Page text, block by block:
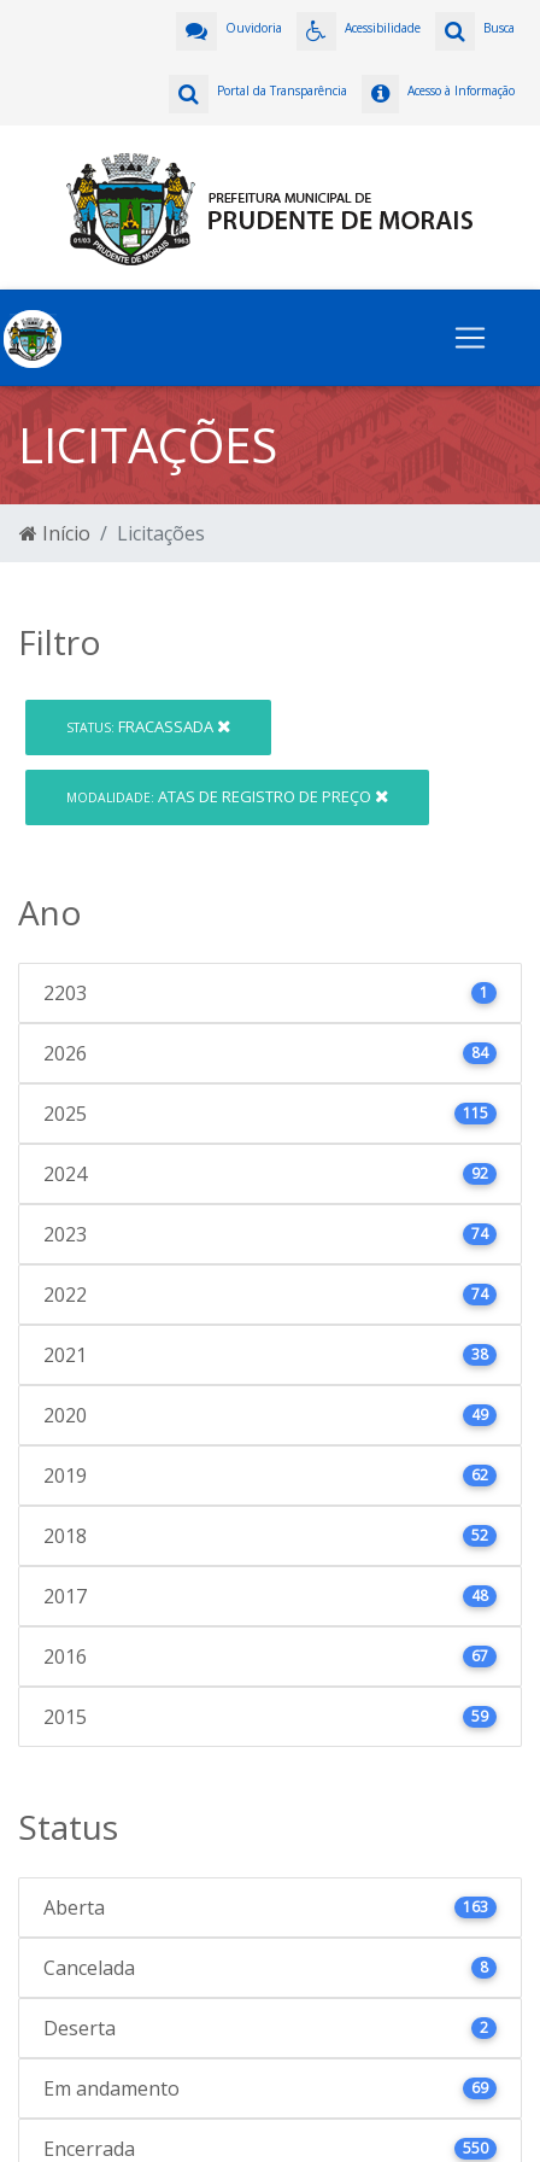
Busca
Acessibilidade
Ouvidoria
Acesso à Informação
Portal da Transparência
LICITAÇÕES
Início Licitações
Filtro
STATUS: FRACASSADA
MODALIDADE: ATAS DE REGISTRO DE PREÇO
Ano
2203 1
2026 84
2025 115
2024 92
2023 74
2022 74
2021 38
2020 49
2019 62
2018 52
2017 48
2016 67
2015 59
Status
Aberta 163
Cancelada 8
Deserta 2
Em andamento 69
Encerrada 550